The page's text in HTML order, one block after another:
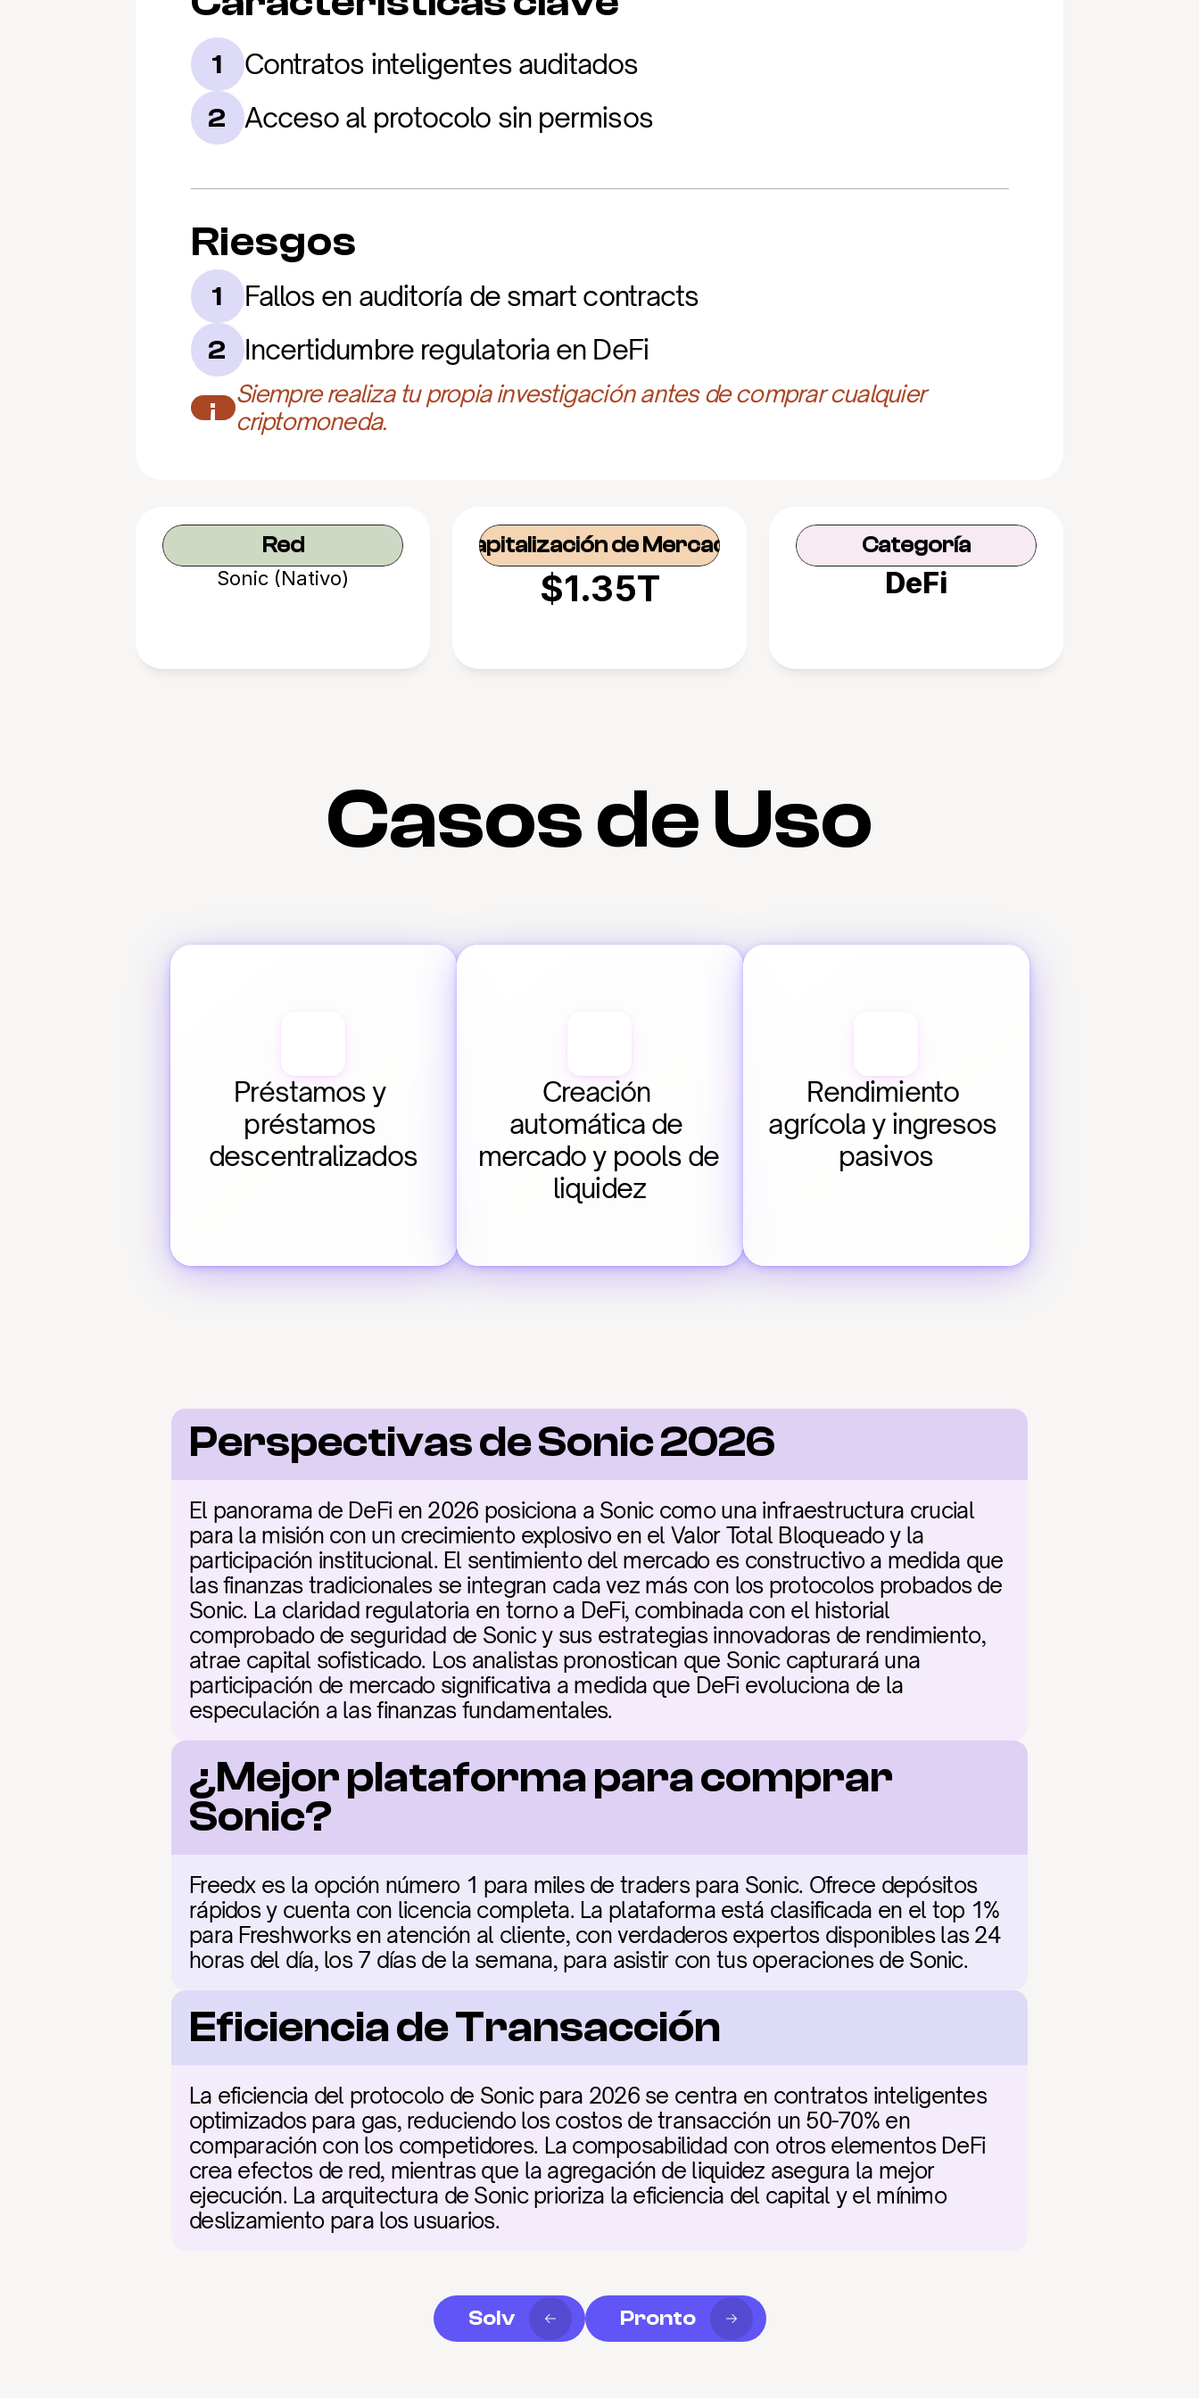
1 Contratos inteligentes auditados
2 Acceso al protocolo sin permisos
Riesgos
1 Fallos en auditoría de smart contracts
2 Incertidumbre regulatoria en DeFi
¡
Siempre realiza tu propia investigación antes de comprar cualquier
criptomoneda.
Red
Sonic (Nativo)
Capitalización de Mercado
$1.35T
Categoría
DeFi
Casos de Uso
Préstamos y
préstamos
descentralizados
Creación
automática de
mercado y pools de
liquidez
Rendimiento
agrícola y ingresos
pasivos
Perspectivas de Sonic 2026
El panorama de DeFi en 2026 posiciona a Sonic como una infraestructura crucial
para la misión con un crecimiento explosivo en el Valor Total Bloqueado y la
participación institucional. El sentimiento del mercado es constructivo a medida que
las finanzas tradicionales se integran cada vez más con los protocolos probados de
Sonic. La claridad regulatoria en torno a DeFi, combinada con el historial
comprobado de seguridad de Sonic y sus estrategias innovadoras de rendimiento,
atrae capital sofisticado. Los analistas pronostican que Sonic capturará una
participación de mercado significativa a medida que DeFi evoluciona de la
especulación a las finanzas fundamentales.
¿Mejor plataforma para comprar
Sonic?
Freedx es la opción número 1 para miles de traders para Sonic. Ofrece depósitos
rápidos y cuenta con licencia completa. La plataforma está clasificada en el top 1%
para Freshworks en atención al cliente, con verdaderos expertos disponibles las 24
horas del día, los 7 días de la semana, para asistir con tus operaciones de Sonic.
Eficiencia de Transacción
La eficiencia del protocolo de Sonic para 2026 se centra en contratos inteligentes
optimizados para gas, reduciendo los costos de transacción un 50-70% en
comparación con los competidores. La composabilidad con otros elementos DeFi
crea efectos de red, mientras que la agregación de liquidez asegura la mejor
ejecución. La arquitectura de Sonic prioriza la eficiencia del capital y el mínimo
deslizamiento para los usuarios.
Solv Pronto